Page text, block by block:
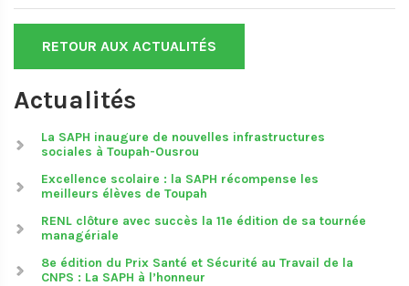
RETOUR AUX ACTUALITÉS
Actualités
La SAPH inaugure de nouvelles infrastructures
sociales à Toupah-Ousrou
Excellence scolaire : la SAPH récompense les
meilleurs élèves de Toupah
RENL clôture avec succès la 11e édition de sa tournée
managériale
8e édition du Prix Santé et Sécurité au Travail de la
CNPS : La SAPH à l’honneur